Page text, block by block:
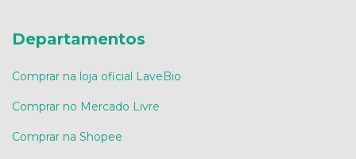
Departamentos
Comprar na loja oficial LaveBio
Comprar no Mercado Livre
Comprar na Shopee